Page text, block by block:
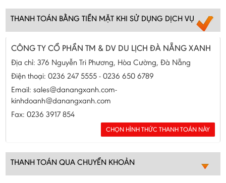
THANH TOÁN BẰNG TIỀN MẶT KHI SỬ DỤNG DỊCH VỤ
CÔNG TY CỔ PHẦN TM & DV DU LỊCH ĐÀ NẴNG XANH
Địa chỉ: 376 Nguyễn Tri Phương, Hòa Cường, Đà Nẵng
Điện thoại: 0236 247 5555 - 0236 650 6789
Email: sales@danangxanh.com-
kinhdoanh@danangxanh.com
Fax: 0236 3917 854
THANH TOÁN QUA CHUYỂN KHOẢN